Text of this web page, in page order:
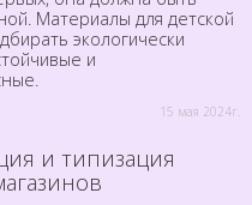
Материалы для детской
экологически
и
15 мая 2024г.
и типизация